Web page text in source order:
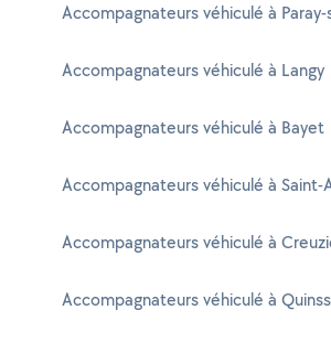
Accompagnateurs véhiculé à Paray-
Accompagnateurs véhiculé à Langy
Accompagnateurs véhiculé à Bayet
Accompagnateurs véhiculé à Saint-
Accompagnateurs véhiculé à
Accompagnateurs véhiculé à